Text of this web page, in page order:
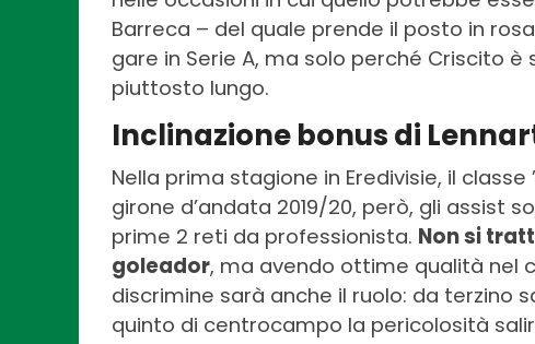
Barreca – del quale prende il posto in
gare in Serie A, ma solo perché Criscito
piuttosto lungo.
Inclinazione bonus di
Nella prima stagione in Eredivisie, il
girone d’andata 2019/20, però, gli assist
prime 2 reti da professionista. Non si
goleador, ma avendo ottime qualità nel
discrimine sarà anche il ruolo: da terzino
quinto di centrocampo la pericolosità